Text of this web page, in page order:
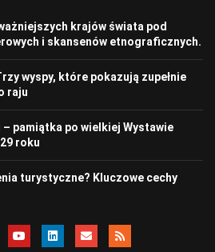
krajów świata pod
i skansenów etnograficznych.
wyspy, które pokazują zupełnie
raju
– pamiątka po wielkiej Wystawie
roku
turystyczne? Kluczowe cechy